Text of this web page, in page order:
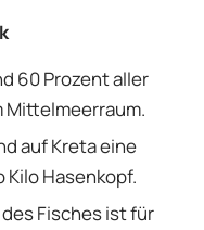
60 Prozent aller
Mittelmeerraum.
auf Kreta eine
Kilo Hasenkopf.
Fisches ist für